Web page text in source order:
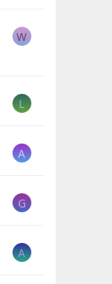
W
L
A
G
A